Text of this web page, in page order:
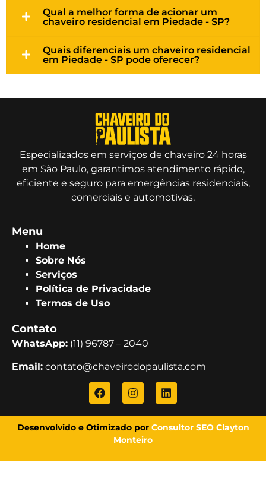
Qual a melhor forma de acionar um
chaveiro residencial em Piedade - SP?
Quais diferenciais um chaveiro residencial
em Piedade - SP pode oferecer?
Especializados em serviços de chaveiro 24 horas
em São Paulo, garantimos atendimento rápido,
eficiente e seguro para emergências residenciais,
comerciais e automotivas.
Menu
Home
Sobre Nós
Serviços
Política de Privacidade
Termos de Uso
Contato
WhatsApp: (11) 96787 – 2040
Email: contato@chaveirodopaulista.com
Desenvolvido e Otimizado por Consultor SEO Clayton
Monteiro